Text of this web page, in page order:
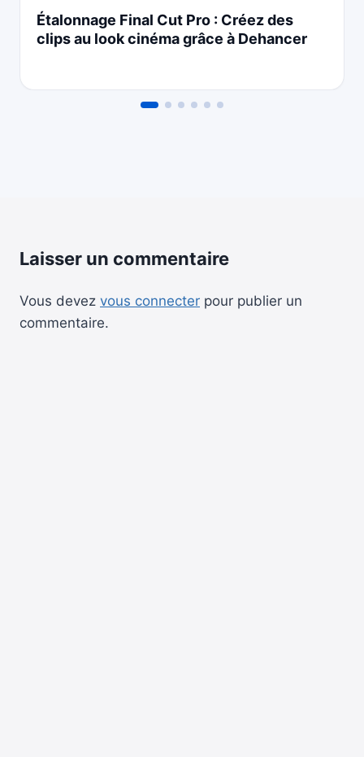
Étalonnage Final Cut Pro : Créez des
clips au look cinéma grâce à Dehancer
Laisser un commentaire
Vous devez vous connecter pour publier un
commentaire.